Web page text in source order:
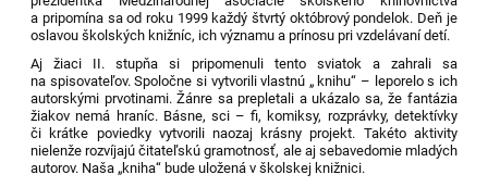
a pripomína sa od roku 1999 každý štvrtý októbrový pondelok. Deň je
oslavou školských knižníc, ich významu a prínosu pri vzdelávaní detí.
Aj žiaci II. stupňa si pripomenuli tento sviatok a zahrali sa
na spisovateľov. Spoločne si vytvorili vlastnú „ knihu“ – leporelo s ich
autorskými prvotinami. Žánre sa prepletali a ukázalo sa, že fantázia
žiakov nemá hraníc. Básne, sci – fi, komiksy, rozprávky, detektívky
či krátke poviedky vytvorili naozaj krásny projekt. Takéto aktivity
nielenže rozvíjajú čitateľskú gramotnosť, ale aj sebavedomie mladých
autorov. Naša „kniha“ bude uložená v školskej knižnici.